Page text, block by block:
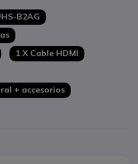
B2AG
1 X Cable HDMI
+ accesorios